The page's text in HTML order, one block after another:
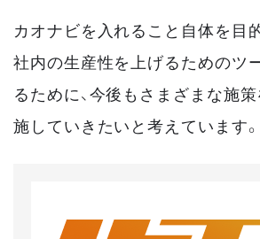
カオナビを入れること自体を目
社内の生産性を上げるためのツ
るために、今後もさまざまな施
施していきたいと考えています。